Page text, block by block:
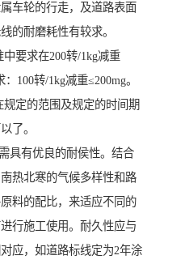
车轮的行走，及道路表面
的耐磨耗性有较求。
要求在200转/1kg减重
100转/1kg减重≤200mg。
定的范围及规定的时间期
了。
具有优良的耐侯性。结合
热北寒的气候多样性和路
料的配比，来适应不同的
行施工使用。耐久性应与
应，如道路标线定为2年涂